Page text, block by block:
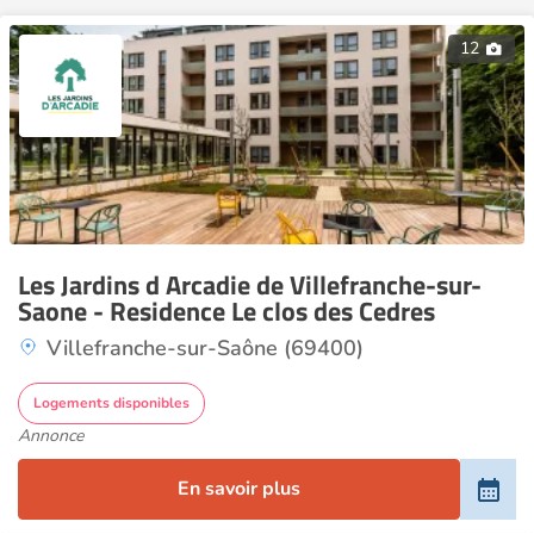
12
Les Jardins d Arcadie de Villefranche-sur-
Saone - Residence Le clos des Cedres
Villefranche-sur-Saône (69400)
Logements disponibles
Annonce
En savoir plus